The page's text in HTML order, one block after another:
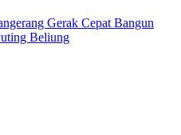
Gerak Cepat Bangun
Beliung